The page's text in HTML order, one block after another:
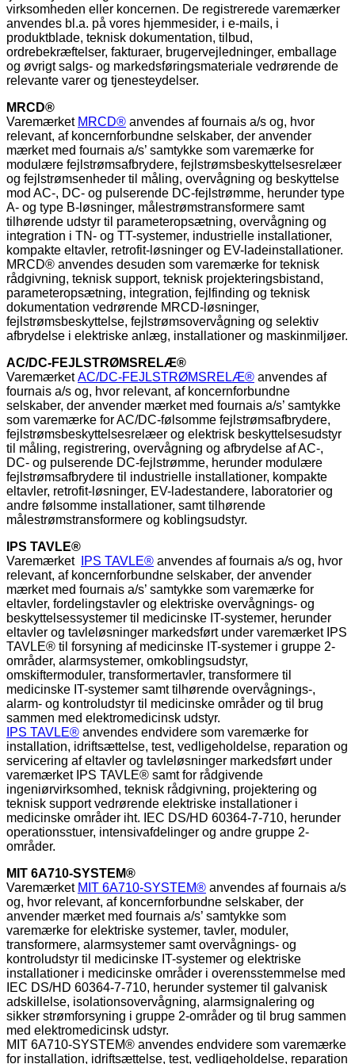
virksomheden eller koncernen. De registrerede varemærker
anvendes bl.a. på vores hjemmesider, i e-mails, i
produktblade, teknisk dokumentation, tilbud,
ordrebekræftelser, fakturaer, brugervejledninger, emballage
og øvrigt salgs- og markedsføringsmateriale vedrørende de
relevante varer og tjenesteydelser.
MRCD®
Varemærket MRCD® anvendes af fournais a/s og, hvor
relevant, af koncernforbundne selskaber, der anvender
mærket med fournais a/s’ samtykke som varemærke for
modulære fejlstrømsafbrydere, fejlstrømsbeskyttelsesrelæer
og fejlstrømsenheder til måling, overvågning og beskyttelse
mod AC-, DC- og pulserende DC-fejlstrømme, herunder type
A- og type B-løsninger, målestrømstransformere samt
tilhørende udstyr til parameteropsætning, overvågning og
integration i TN- og TT-systemer, industrielle installationer,
kompakte eltavler, retrofit-løsninger og EV-ladeinstallationer.
MRCD® anvendes desuden som varemærke for teknisk
rådgivning, teknisk support, teknisk projekteringsbistand,
parameteropsætning, integration, fejlfinding og teknisk
dokumentation vedrørende MRCD-løsninger,
fejlstrømsbeskyttelse, fejlstrømsovervågning og selektiv
afbrydelse i elektriske anlæg, installationer og maskinmiljøer.
AC/DC-FEJLSTRØMSRELÆ®
VaremærketAC/DC-FEJLSTRØMSRELÆ® anvendes af
fournais a/s og, hvor relevant, af koncernforbundne
selskaber, der anvender mærket med fournais a/s’ samtykke
som varemærke for AC/DC-følsomme fejlstrømsafbrydere,
fejlstrømsbeskyttelsesrelæer og elektrisk beskyttelsesudstyr
til måling, registrering, overvågning og afbrydelse af AC-,
DC- og pulserende DC-fejlstrømme, herunder modulære
fejlstrømsafbrydere til industrielle installationer, kompakte
eltavler, retrofit-løsninger, EV-ladestandere, laboratorier og
andre følsomme installationer, samt tilhørende
målestrømstransformere og koblingsudstyr.
IPS TAVLE®
Varemærket
IPS TAVLE® anvendes af fournais a/s og, hvor
relevant, af koncernforbundne selskaber, der anvender
mærket med fournais a/s’ samtykke som varemærke for
eltavler, fordelingstavler og elektriske overvågnings- og
beskyttelsessystemer til medicinske IT-systemer, herunder
eltavler og tavleløsninger markedsført under varemærket IPS
TAVLE® til forsyning af medicinske IT-systemer i gruppe 2-
områder, alarmsystemer, omkoblingsudstyr,
omskiftermoduler, transformertavler, transformere til
medicinske IT-systemer samt tilhørende overvågnings-,
alarm- og kontroludstyr til medicinske områder og til brug
sammen med elektromedicinsk udstyr.
IPS TAVLE® anvendes endvidere som varemærke for
installation, idriftsættelse, test, vedligeholdelse, reparation og
servicering af eltavler og tavleløsninger markedsført under
varemærket IPS TAVLE® samt for rådgivende
ingeniørvirksomhed, teknisk rådgivning, projektering og
teknisk support vedrørende elektriske installationer i
medicinske områder iht. IEC DS/HD 60364-7-710, herunder
operationsstuer, intensivafdelinger og andre gruppe 2-
områder.
MIT 6A710-SYSTEM®
Varemærket MIT 6A710-SYSTEM® anvendes af fournais a/s
og, hvor relevant, af koncernforbundne selskaber, der
anvender mærket med fournais a/s’ samtykke som
varemærke for elektriske systemer, tavler, moduler,
transformere, alarmsystemer samt overvågnings- og
kontroludstyr til medicinske IT-systemer og elektriske
installationer i medicinske områder i overensstemmelse med
IEC DS/HD 60364-7-710, herunder systemer til galvanisk
adskillelse, isolationsovervågning, alarmsignalering og
sikker strømforsyning i gruppe 2-områder og til brug sammen
med elektromedicinsk udstyr.
MIT 6A710-SYSTEM® anvendes endvidere som varemærke
for installation, idriftsættelse, test, vedligeholdelse, reparation